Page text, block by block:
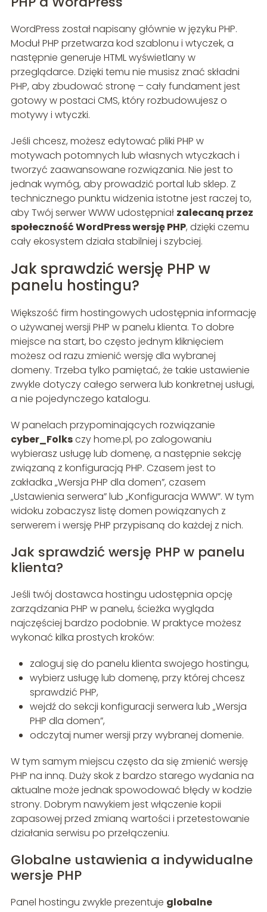
WordPress został napisany głównie w języku PHP.
Moduł PHP przetwarza kod szablonu i wtyczek, a
następnie generuje HTML wyświetlany w
przeglądarce. Dzięki temu nie musisz znać składni
PHP, aby zbudować stronę – cały fundament jest
gotowy w postaci CMS, który rozbudowujesz o
motywy i wtyczki.
Jeśli chcesz, możesz edytować pliki PHP w
motywach potomnych lub własnych wtyczkach i
tworzyć zaawansowane rozwiązania. Nie jest to
jednak wymóg, aby prowadzić portal lub sklep. Z
technicznego punktu widzenia istotne jest raczej to,
aby Twój serwer WWW udostępniał zalecaną przez
społeczność WordPress wersję PHP, dzięki czemu
cały ekosystem działa stabilniej i szybciej.
Jak sprawdzić wersję PHP w
panelu hostingu?
Większość firm hostingowych udostępnia informację
o używanej wersji PHP w panelu klienta. To dobre
miejsce na start, bo często jednym kliknięciem
możesz od razu zmienić wersję dla wybranej
domeny. Trzeba tylko pamiętać, że takie ustawienie
zwykle dotyczy całego serwera lub konkretnej usługi,
a nie pojedynczego katalogu.
W panelach przypominających rozwiązanie
cyber_Folksczy home.pl, po zalogowaniu
wybierasz usługę lub domenę, a następnie sekcję
związaną z konfiguracją PHP. Czasem jest to
zakładka „Wersja PHP dla domen”, czasem
„Ustawienia serwera” lub „Konfiguracja WWW”. W tym
widoku zobaczysz listę domen powiązanych z
serwerem i wersję PHP przypisaną do każdej z nich.
Jak sprawdzić wersję PHP w panelu
klienta?
Jeśli twój dostawca hostingu udostępnia opcję
zarządzania PHP w panelu, ścieżka wygląda
najczęściej bardzo podobnie. W praktyce możesz
wykonać kilka prostych kroków:
zaloguj się do panelu klienta swojego hostingu,
wybierz usługę lub domenę, przy której chcesz
sprawdzić PHP,
wejdź do sekcji konfiguracji serwera lub „Wersja
PHP dla domen”,
odczytaj numer wersji przy wybranej domenie.
W tym samym miejscu często da się zmienić wersję
PHP na inną. Duży skok z bardzo starego wydania na
aktualne może jednak spowodować błędy w kodzie
strony. Dobrym nawykiem jest włączenie kopii
zapasowej przed zmianą wartości i przetestowanie
działania serwisu po przełączeniu.
Globalne ustawienia a indywidualne
wersje PHP
Panel hostingu zwykle prezentuje globalne